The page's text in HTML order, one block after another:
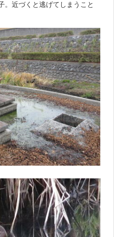
。近づくと逃げてしまうこと